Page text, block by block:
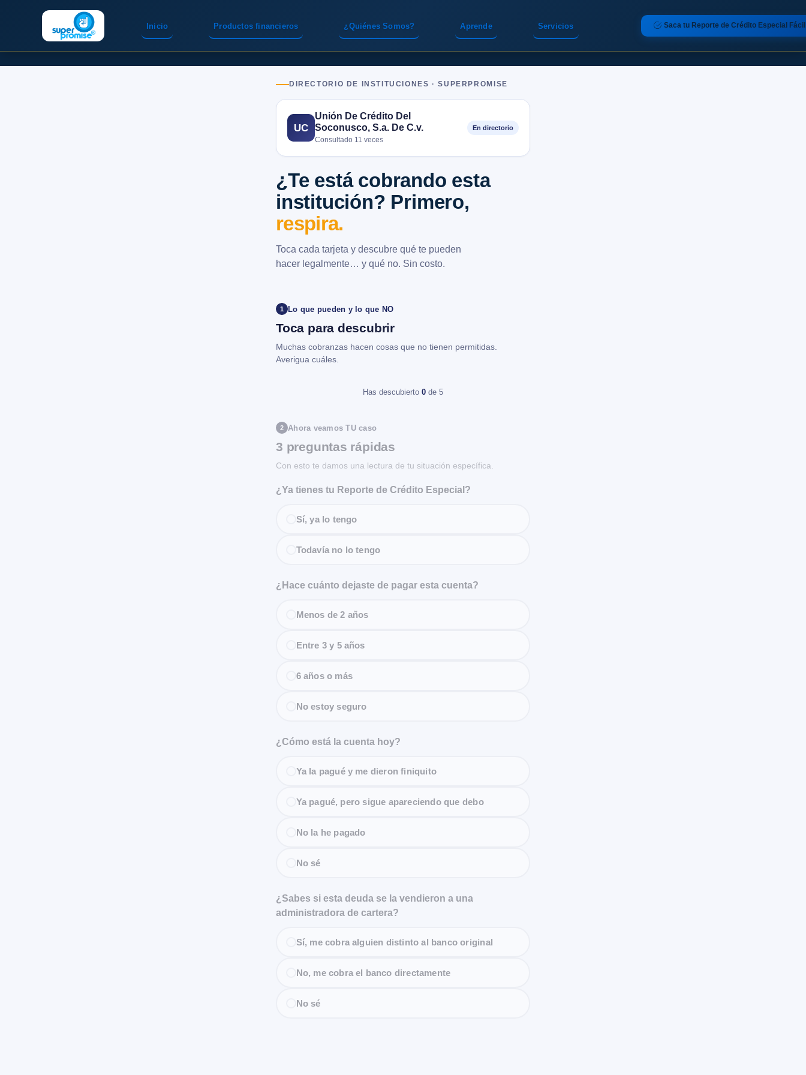
Inicio Servicios
Productos financieros ¿Quiénes Somos? Aprende Saca tu Reporte de Crédito Especial Fácil
DIRECTORIO DE INSTITUCIONES · SUPERPROMISE
UC
Unión De Crédito Del
Soconusco, S.a. De C.v.
Consultado 11 veces
En directorio
¿Te está cobrando esta
institución? Primero,
respira.
Toca cada tarjeta y descubre qué te pueden
hacer legalmente… y qué no. Sin costo.
1 Lo que pueden y lo que NO
Toca para descubrir
Muchas cobranzas hacen cosas que no tienen permitidas.
Averigua cuáles.
Has descubierto 0 de 5
2 Ahora veamos TU caso
3 preguntas rápidas
Con esto te damos una lectura de tu situación específica.
¿Ya tienes tu Reporte de Crédito Especial?
Sí, ya lo tengo
Todavía no lo tengo
¿Hace cuánto dejaste de pagar esta cuenta?
Menos de 2 años
Entre 3 y 5 años
6 años o más
No estoy seguro
¿Cómo está la cuenta hoy?
Ya la pagué y me dieron finiquito
Ya pagué, pero sigue apareciendo que debo
No la he pagado
No sé
¿Sabes si esta deuda se la vendieron a una
administradora de cartera?
Sí, me cobra alguien distinto al banco original
No, me cobra el banco directamente
No sé